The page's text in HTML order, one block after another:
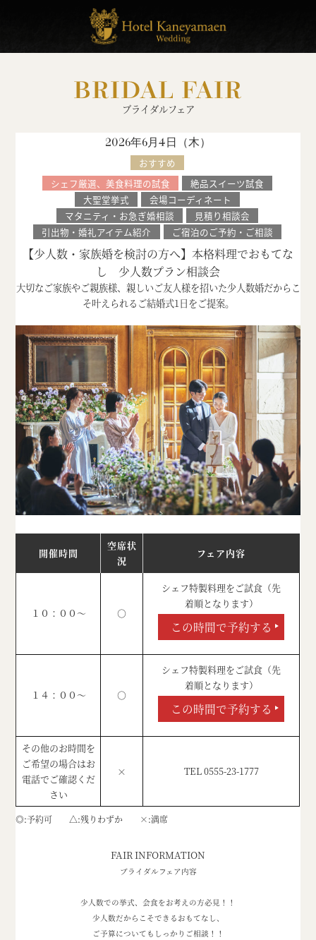
BRIDAL FAIR
ブライダルフェア
2026年6月4日（木）
おすすめ
シェフ厳選、美食料理の試食
絶品スイーツ試食
大聖堂挙式
会場コーディネート
マタニティ・お急ぎ婚相談
見積り相談会
引出物・婚礼アイテム紹介
ご宿泊のご予約・ご相談
【少人数・家族婚を検討の方へ】本格料理でおもてな
し 少人数プラン相談会
大切なご家族やご親族様、親しいご友人様を招いた少人数婚だからこ
そ叶えられるご結婚式1日をご提案。
開催時間
空席状
況
フェア内容
１０：００～ ○
シェフ特製料理をご試食（先
着順となります）
この時間で予約する
１４：００～ ○
シェフ特製料理をご試食（先
着順となります）
この時間で予約する
その他のお時間を
ご希望の場合はお
電話でご確認くだ
さい
× TEL 0555-23-1777
◎ 予約可 △ 残りわずか × 満席
FAIR INFORMATION
ブライダルフェア内容
少人数での挙式、会食をお考えの方必見！！
少人数だからこそできるおもてなし、
ご予算についてもしっかりご相談！！